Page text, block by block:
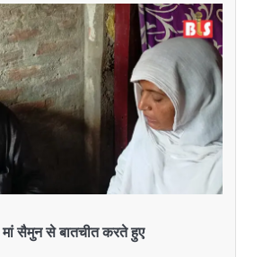
सैमुन से बातचीत करते हुए